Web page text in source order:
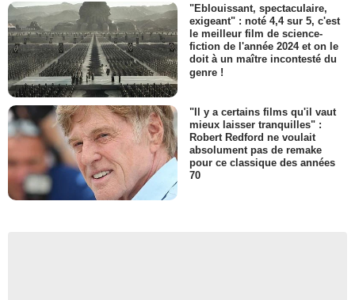
"Eblouissant, spectaculaire,
exigeant" : noté 4,4 sur 5, c'est
le meilleur film de science-
fiction de l'année 2024 et on le
doit à un maître incontesté du
genre !
"Il y a certains films qu'il vaut
mieux laisser tranquilles" :
Robert Redford ne voulait
absolument pas de remake
pour ce classique des années
70